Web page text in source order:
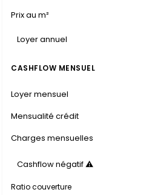
Prix au m²
Loyer annuel
CASHFLOW MENSUEL
Loyer mensuel
Mensualité crédit
Charges mensuelles
Cashflow négatif ⚠
Ratio couverture